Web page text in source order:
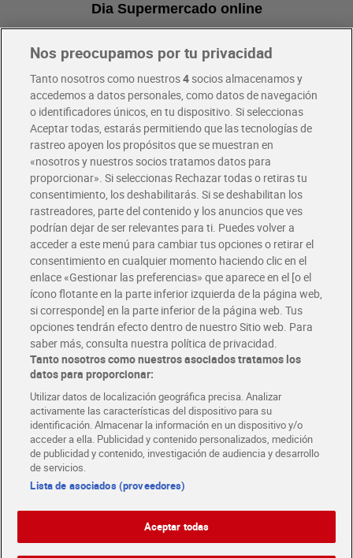
Dia Supermercado online
Pide hoy, recibe hoy
Envío gratis por compras superiores a 100€
Envío estandar por 4,99€
Glovo y Uber Eats
Solicita tu factura de Glovo o Uber Eats
Únete al CLUB Dia
Disfruta las ventajas y ofertas exclusivas.
Descárgate la APP Dia
Folletos y Tiendas
Descubre las mejores ofertas y busca tu tienda más cercana
Tarjeta MaX Dia
Te devuelve hasta 8€/mes de tus compras.
¡Solicita tu tarjeta de crédito aquí!
COMER MEJOR CADA DIA
COLABORA CON DIA ABRE TU TIENDA DIA CORPORATE
Nos preocupamos por tu privacidad
Tanto nosotros como nuestros4socios almacenamos y
accedemos a datos personales, como datos de navegación
o identificadores únicos, en tu dispositivo. Si seleccionas
Aceptar todas, estarás permitiendo que las tecnologías de
rastreo apoyen los propósitos que se muestran en
«nosotros y nuestros socios tratamos datos para
proporcionar». Si seleccionas Rechazar todas o retiras tu
consentimiento, los deshabilitarás. Si se deshabilitan los
rastreadores, parte del contenido y los anuncios que ves
podrían dejar de ser relevantes para ti. Puedes volver a
acceder a este menú para cambiar tus opciones o retirar el
consentimiento en cualquier momento haciendo clic en el
enlace «Gestionar las preferencias» que aparece en el [o el
ícono flotante en la parte inferior izquierda de la página web,
si corresponde] en la parte inferior de la página web. Tus
opciones tendrán efecto dentro de nuestro Sitio web. Para
saber más, consulta nuestra política de privacidad.
Tanto nosotros como nuestros asociados tratamos los
datos para proporcionar:
Utilizar datos de localización geográfica precisa. Analizar
activamente las características del dispositivo para su
identificación. Almacenar la información en un dispositivo y/o
acceder a ella. Publicidad y contenido personalizados, medición
de publicidad y contenido, investigación de audiencia y desarrollo
de servicios.
Lista de asociados (proveedores)
Aceptar todas